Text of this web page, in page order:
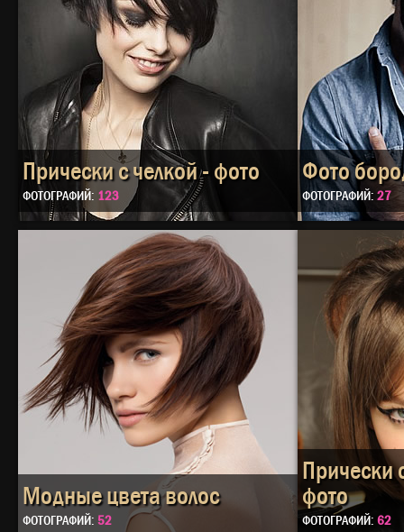
Прически с челкой - фото
ФОТОГРАФИЙ: 123
Фото
ФОТОГРАФИЙ: 27
Модные цвета волос
ФОТОГРАФИЙ: 52
Прически
фото
ФОТОГРАФИЙ: 62